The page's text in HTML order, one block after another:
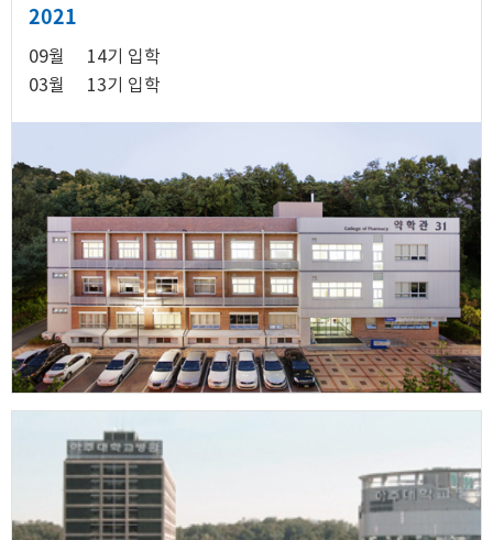
2021
09월
14기 입학
03월
13기 입학